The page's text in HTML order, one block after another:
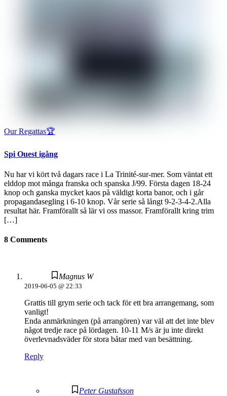
Our Regattas🏆
Spi Ouest igång
Nu har vi kört två dagars race i La Trinité-sur-mer. Som väntat ett
elddop mot många franska och spanska J/99. Första dagen 18-24
knop och ganska mycket kaos på väldigt korta banor, och i går
propagandasegling i 6-10 knop. Vår serie så långt 9-2-3-4-2.Alla
resultat här. Framförallt så lär vi oss massor. Framförallt kring trim
[…]
8 Comments
Magnus W
2019-06-05 @ 22:33
Grattis till grym serie och tack för ett bra arrangemang, som
vanligt!
Enda anmärkningen (på arrangören) var väl att det inte blev
något tredje race på lördagen. 10-11 M/s är ju inte direkt
överlevnadsväder för stora båtar med van besättning.
Reply
Peter Gustafsson